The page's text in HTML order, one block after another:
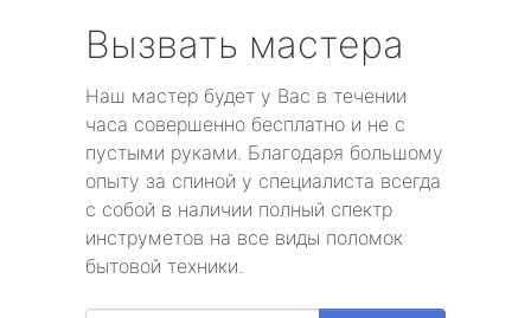
Вызвать мастера
Наш мастер будет у Вас в течении
часа совершенно бесплатно и не с
пустыми руками. Благодаря большому
опыту за спиной у специалиста всегда
с собой в наличии полный спектр
инструметов на все виды поломок
бытовой техники.